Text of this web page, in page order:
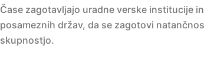
Čase zagotavljajo uradne verske institucije
posameznih držav, da se zagotovi
skupnostjo.